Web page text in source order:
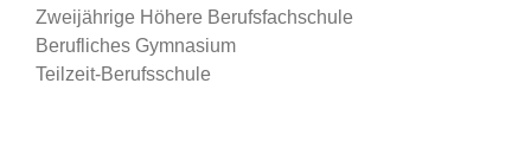
Zweijährige Höhere Berufsfachschule
Berufliches Gymnasium
Teilzeit-Berufsschule